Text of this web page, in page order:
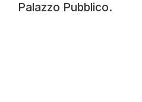
Palazzo Pubblico.